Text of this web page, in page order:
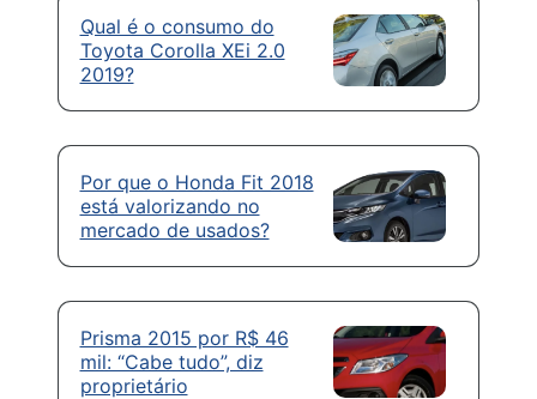
Qual é o consumo do
Toyota Corolla XEi 2.0
2019?
Por que o Honda Fit 2018
está valorizando no
mercado de usados?
Prisma 2015 por R$ 46
mil: “Cabe tudo”, diz
proprietário